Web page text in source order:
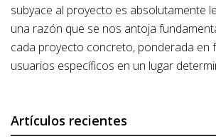
subyace al proyecto es absolutamente
una razón que se nos antoja
cada proyecto concreto, ponderada en
usuarios específicos en un lugar
Artículos recientes